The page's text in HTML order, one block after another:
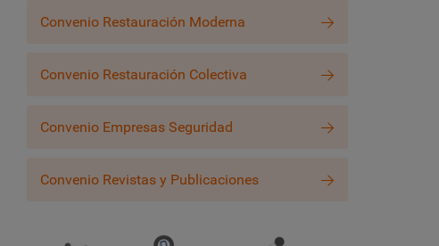
Convenio Restauración Moderna
Convenio Restauración Colectiva
Convenio Empresas Seguridad
Convenio Revistas y Publicaciones